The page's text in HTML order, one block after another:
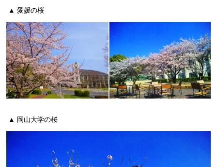
▲ 愛媛の桜
▲ 岡山大学の桜